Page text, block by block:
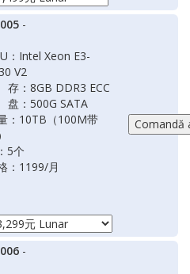
-
：Intel Xeon E3-
V2
：8GB DDR3 ECC
：500G SATA
：10TB（100M带
5个
：1199/月
-